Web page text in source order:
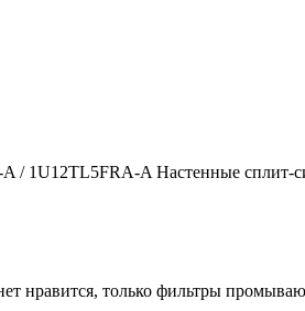
/ 1U12TL5FRA-A Настенные
нравится, только фильтры промываю